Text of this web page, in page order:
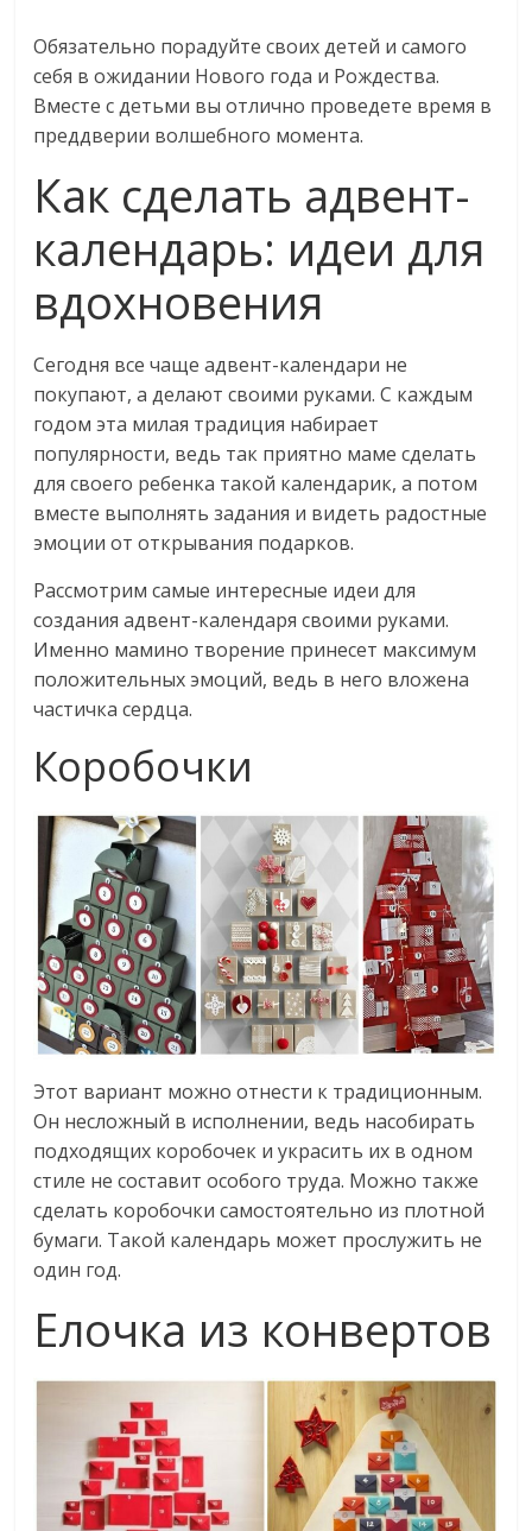
Обязательно порадуйте своих детей и самого
себя в ожидании Нового года и Рождества.
Вместе с детьми вы отлично проведете время в
преддверии волшебного момента.
Как сделать адвент-
календарь: идеи для
вдохновения
Сегодня все чаще адвент-календари не
покупают, а делают своими руками. С каждым
годом эта милая традиция набирает
популярности, ведь так приятно маме сделать
для своего ребенка такой календарик, а потом
вместе выполнять задания и видеть радостные
эмоции от открывания подарков.
Рассмотрим самые интересные идеи для
создания адвент-календаря своими руками.
Именно мамино творение принесет максимум
положительных эмоций, ведь в него вложена
частичка сердца.
Коробочки
Этот вариант можно отнести к традиционным.
Он несложный в исполнении, ведь насобирать
подходящих коробочек и украсить их в одном
стиле не составит особого труда. Можно также
сделать коробочки самостоятельно из плотной
бумаги. Такой календарь может прослужить не
один год.
Елочка из конвертов